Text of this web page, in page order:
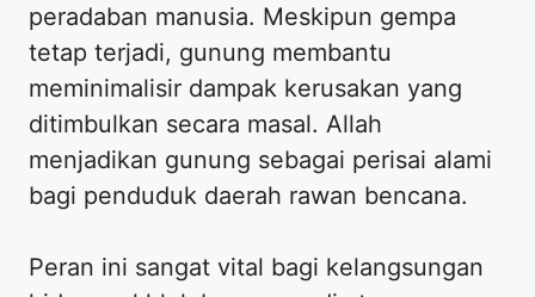
peradaban manusia. Meskipun gempa
tetap terjadi, gunung membantu
meminimalisir dampak kerusakan yang
ditimbulkan secara masal. Allah
menjadikan gunung sebagai perisai alami
bagi penduduk daerah rawan bencana.
Peran ini sangat vital bagi kelangsungan